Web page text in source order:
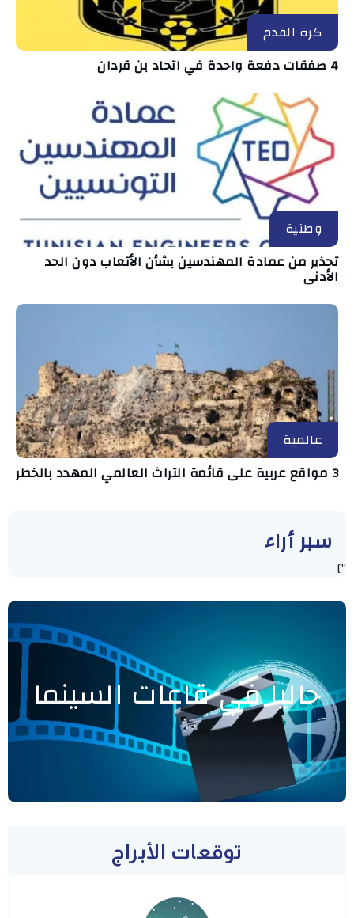
كرة القدم
4 صفقات دفعة واحدة في اتحاد بن قردان
وطنية
تحذير من عمادة المهندسين بشأن الأتعاب دون الحد
الأدنى
عالمية
3 مواقع عربية على قائمة التراث العالمي المهدد بالخطر
سبر أراء
"]
حاليا في قاعات السينما
توقعات الأبراج